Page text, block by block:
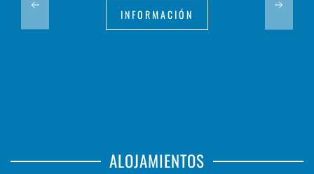
INFORMACIÓN
ALOJAMIENTOS